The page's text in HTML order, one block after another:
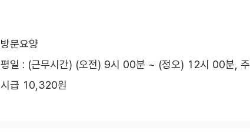
방문요양
평일 : (근무시간) (오전) 9시 00분 ~ (정오) 12시 00분,
시급 10,320원